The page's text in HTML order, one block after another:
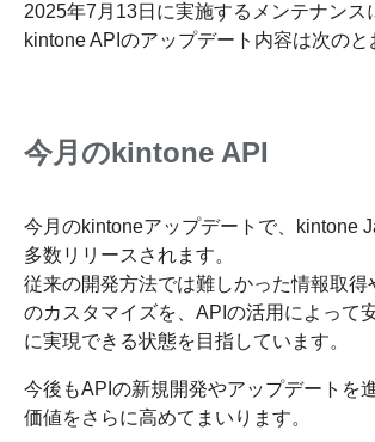
2025年7月13日に実施するメンテナンス
kintone APIのアップデート内容は次のと
今月のkintone API
今月のkintoneアップデートで、kintone
多数リリースされます。
従来の開発方法では難しかった情報取得
のカスタマイズを、APIの活用によって
に実現できる状態を目指しています。
今後もAPIの新規開発やアップデートを
価値をさらに高めてまいります。